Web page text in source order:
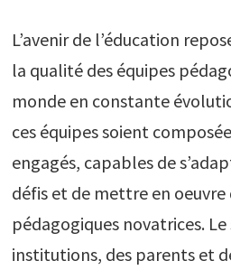
L’avenir de l’éducation
la qualité des équipes
monde en constante
ces équipes soient
engagés, capables de
défis et de mettre en oeuvre
pédagogiques novatrices.
institutions, des parents et